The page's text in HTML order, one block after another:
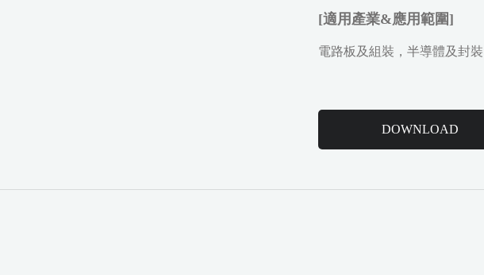
[適用產業&應用範圍]
電路板及組裝，半導體及封
DOWNLOAD